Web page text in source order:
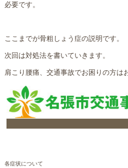
必要です。
ここまでが骨粗しょう症の説明です。
次回は対処法を書いていきます。
肩こり腰痛、交通事故でお困りの方は
各症状について